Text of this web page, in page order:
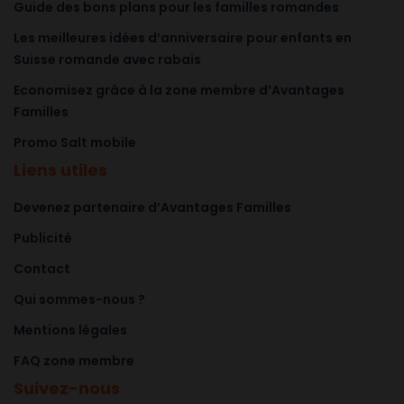
Guide des bons plans pour les familles romandes
Les meilleures idées d’anniversaire pour enfants en
Suisse romande avec rabais
Economisez grâce à la zone membre d’Avantages
Familles
Promo Salt mobile
Liens utiles
Devenez partenaire d’Avantages Familles
Publicité
Contact
Qui sommes-nous ?
Mentions légales
FAQ zone membre
Suivez-nous